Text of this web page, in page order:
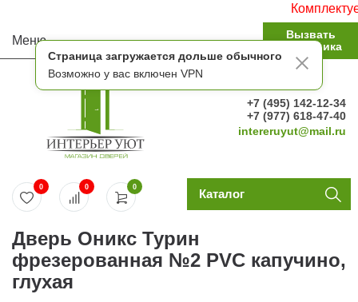
Страница загружается дольше обычного
Возможно у вас включен VPN
Комплектуем
Меню
Вызвать
замерщика
+7 (495) 142-12-34
+7 (977) 618-47-40
intereruyut@mail.ru
0
0 0 Каталог
Дверь Оникс Турин
фрезерованная №2 PVC капучино,
глухая